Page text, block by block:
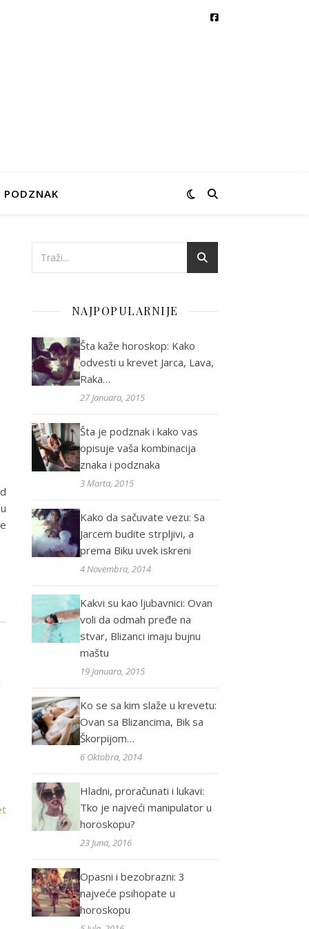
PODZNAK
NAJPOPULARNIJE
Šta kaže horoskop: Kako
odvesti u krevet Jarca, Lava,
Raka…
27 Januara, 2015
Šta je podznak i kako vas
opisuje vaša kombinacija
znaka i podznaka
3 Marta, 2015
Kako da sačuvate vezu: Sa
Jarcem budite strpljivi, a
prema Biku uvek iskreni
4 Novembra, 2014
Kakvi su kao ljubavnici: Ovan
voli da odmah pređe na
stvar, Blizanci imaju bujnu
maštu
19 Januara, 2015
Ko se sa kim slaže u krevetu:
Ovan sa Blizancima, Bik sa
Škorpijom…
6 Oktobra, 2014
Hladni, proračunati i lukavi:
Tko je najveći manipulator u
horoskopu?
23 Juna, 2016
Opasni i bezobrazni: 3
najveće psihopate u
horoskopu